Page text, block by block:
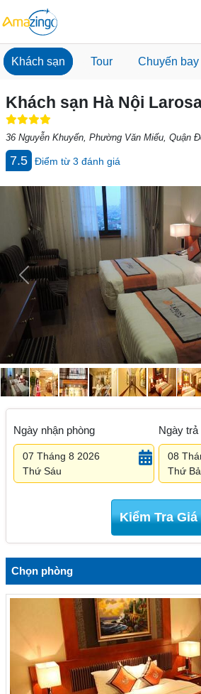
Khách sạn Tour Chuyến bay
Khách sạn Hà Nội
36 Nguyễn Khuyến, Phường Văn Miếu, Quận
7.5 Điểm từ 3 đánh giá
Previous
Ngày nhận phòng
07 Tháng 8 2026
Thứ Sáu
Ngày trả
08
Thứ
Kiểm Tra Giá
Chọn phòng